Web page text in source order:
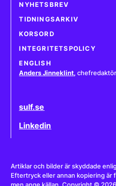
NYHETSBREV
TIDNINGSARKIV
KORSORD
INTEGRITETSPOLICY
ENGLISH
Anders Jinneklint,
sulf.se
Linkedin
Artiklar och bilder är skyddade
Eftertryck eller annan kopiering är